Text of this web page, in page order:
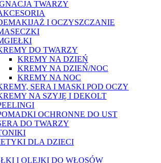
TWARZY
I OCZYSZCZANIE
DO TWARZY
KREMY NA DZIEŃ
KREMY NA DZIEŃ/NOC
KREMY NA NOC
SERA I MASKI POD OCZY
NA SZYJĘ I DEKOLT
OCHRONNE DO UST
DO TWARZY
DLA DZIECI
I OLEJKI DO WŁOSÓW